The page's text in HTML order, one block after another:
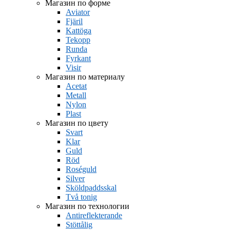
Магазин по форме
Aviator
Fjäril
Kattöga
Tekopp
Runda
Fyrkant
Visir
Магазин по материалу
Acetat
Metall
Nylon
Plast
Магазин по цвету
Svart
Klar
Guld
Röd
Roséguld
Silver
Sköldpaddsskal
Två tonig
Магазин по технологии
Antireflekterande
Stöttålig